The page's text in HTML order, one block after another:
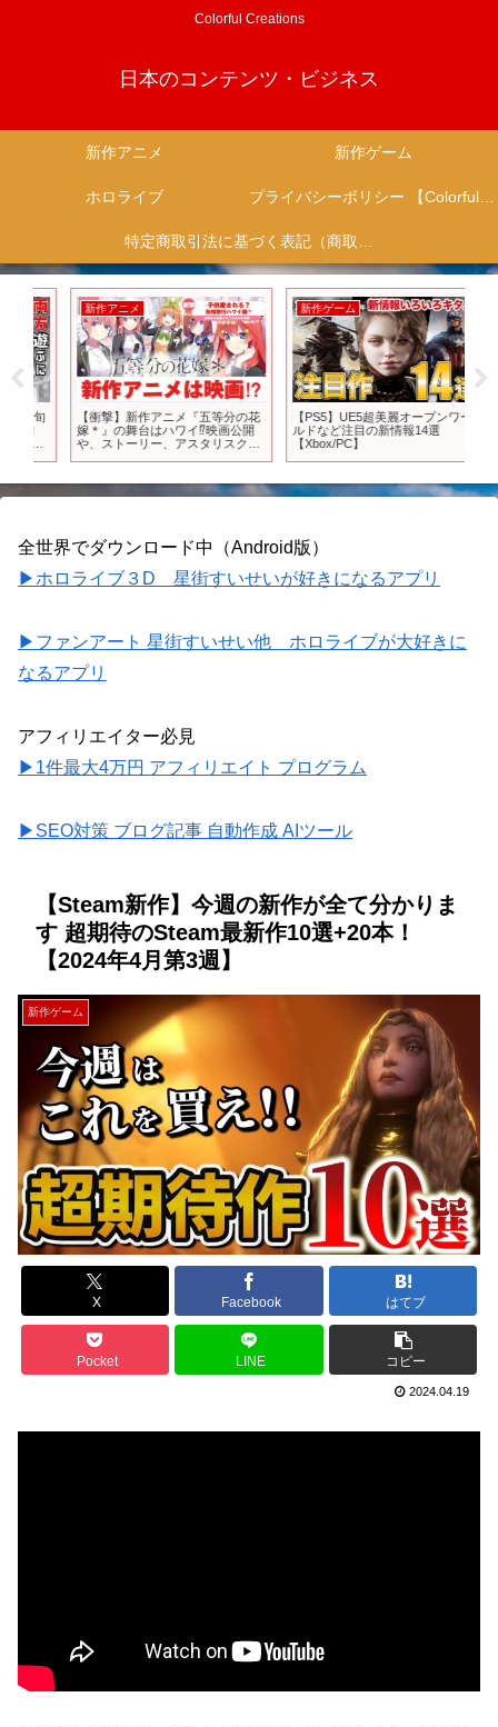
Colorful Creations
日本のコンテンツ・ビジネス
新作アニメ 新作ゲーム
ホロライブ プライバシーポリシー 【Colorful Creation】
特定商取引法に基づく表記（商取引に関する開示）
新作アニメ
【衝撃】新作アニメ『五等分の花
嫁＊』の舞台はハワイ⁉︎映画公開
や、ストーリー、アスタリスクに
新作ゲーム
【PS5】UE5超美麗オープンワー
ルドなど注目の新情報14選
【Xbox/PC】
全世界でダウンロード中（Android版）
▶ホロライブ３D 星街すいせいが好きになるアプリ
▶ファンアート 星街すいせい他 ホロライブが大好きに
なるアプリ
アフィリエイター必見
▶1件最大4万円 アフィリエイト プログラム
▶SEO対策 ブログ記事 自動作成 AIツール
【Steam新作】今週の新作が全て分かりま
す 超期待のSteam最新作10選+20本！
【2024年4月第3週】
新作ゲーム
X Facebook はてブ
Pocket LINE コピー
2024.04.19